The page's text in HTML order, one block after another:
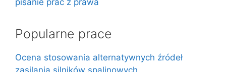
pisanie prac z prawa
Popularne prace
Ocena stosowania alternatywnych źródeł
zasilania silników spalinowych